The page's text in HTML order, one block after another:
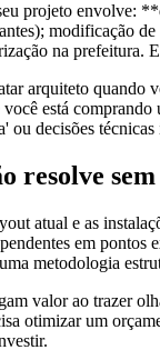
projeto envolve:
modificação
na prefeitura.
arquiteto quando
está
ou decisões
resolve
atual e as
em pontos
metodologia
valor ao trazer
otimizar um